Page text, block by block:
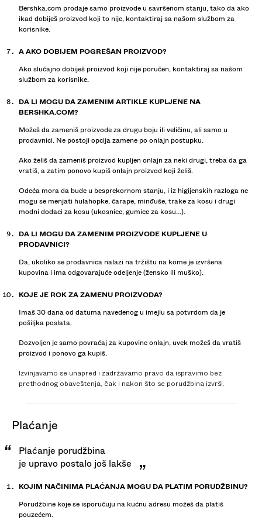
Bershka.com prodaje samo proizvode u savršenom stanju, tako da ako
ikad dobiješ proizvod koji to nije, kontaktiraj sa našom službom za
korisnike.
A AKO DOBIJEM POGREŠAN PROIZVOD?
Ako slučajno dobiješ proizvod koji nije poručen, kontaktiraj sa našom
službom za korisnike.
DA LI MOGU DA ZAMENIM ARTIKLE KUPLJENE NA
BERSHKA.COM?
Možeš da zameniš proizvode za drugu boju ili veličinu, ali samo u
prodavnici. Ne postoji opcija zamene po onlajn postupku.
Ako želiš da zameniš proizvod kupljen onlajn za neki drugi, treba da ga
vratiš, a zatim ponovo kupiš onlajn proizvod koji želiš.
Odeća mora da bude u besprekornom stanju, i iz higijenskih razloga ne
mogu se menjati hulahopke, čarape, minđuše, trake za kosu i drugi
modni dodaci za kosu (ukosnice, gumice za kosu...).
DA LI MOGU DA ZAMENIM PROIZVODE KUPLJENE U
PRODAVNICI?
Da, ukoliko se prodavnica nalazi na tržištu na kome je izvršena
kupovina i ima odgovarajuće odeljenje (žensko ili muško).
KOJE JE ROK ZA ZAMENU PROIZVODA?
Imaš 30 dana od datuma navedenog u imejlu sa potvrdom da je
pošiljka poslata.
Dozvoljen je samo povraćaj za kupovine onlajn, uvek možeš da vratiš
proizvod i ponovo ga kupiš.
Izvinjavamo se unapred i zadržavamo pravo da ispravimo bez
prethodnog obaveštenja, čak i nakon što se porudžbina izvrši.
plaćanje
Plaćanje porudžbina
je upravo postalo još lakše
KOJIM NAČINIMA PLAĆANJA MOGU DA PLATIM PORUDŽBINU?
Porudžbine koje se isporučuju na kućnu adresu možeš da platiš
pouzećem.